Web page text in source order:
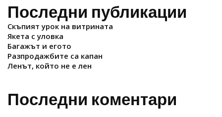
Последни публикации
Скъпият урок на витрината
Якета с уловка
Багажът и егото
Разпродажбите са капан
Ленът, който не е лен
Последни коментари